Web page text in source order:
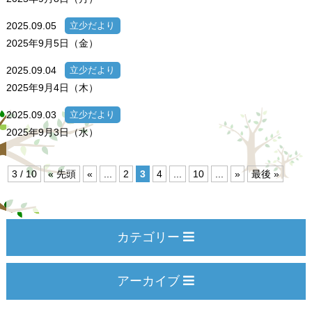
2025.09.05 立少だより
2025年9月5日（金）
2025.09.04 立少だより
2025年9月4日（木）
2025.09.03 立少だより
2025年9月3日（水）
3 / 10 « 先頭 « ... 2 3 4 ... 10 ... » 最後 »
カテゴリー
アーカイブ